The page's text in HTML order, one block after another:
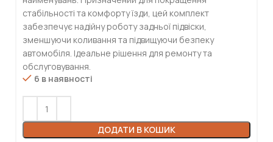
стабільності та комфорту їзди, цей комплект
забезпечує надійну роботу задньої підвіски,
зменшуючи коливання та підвищуючи безпеку
автомобіля. Ідеальне рішення для ремонту та
обслуговування.
6 в наявності
ДОДАТИ В КОШИК